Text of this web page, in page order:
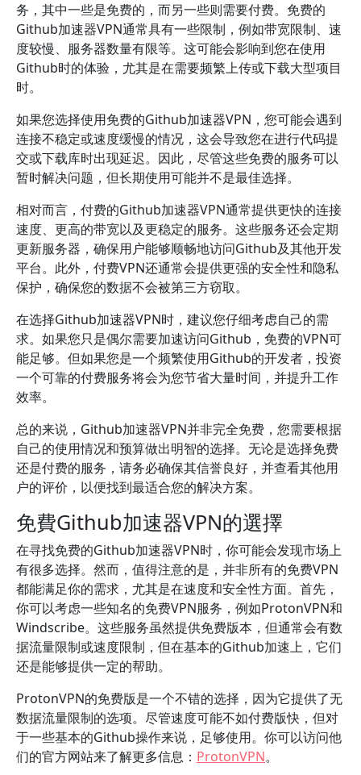
务，其中一些是免费的，而另一些则需要付费。免费的
Github加速器VPN通常具有一些限制，例如带宽限制、速
度较慢、服务器数量有限等。这可能会影响到您在使用
Github时的体验，尤其是在需要频繁上传或下载大型项目
时。
如果您选择使用免费的Github加速器VPN，您可能会遇到
连接不稳定或速度缓慢的情况，这会导致您在进行代码提
交或下载库时出现延迟。因此，尽管这些免费的服务可以
暂时解决问题，但长期使用可能并不是最佳选择。
相对而言，付费的Github加速器VPN通常提供更快的连接
速度、更高的带宽以及更稳定的服务。这些服务还会定期
更新服务器，确保用户能够顺畅地访问Github及其他开发
平台。此外，付费VPN还通常会提供更强的安全性和隐私
保护，确保您的数据不会被第三方窃取。
在选择Github加速器VPN时，建议您仔细考虑自己的需
求。如果您只是偶尔需要加速访问Github，免费的VPN可
能足够。但如果您是一个频繁使用Github的开发者，投资
一个可靠的付费服务将会为您节省大量时间，并提升工作
效率。
总的来说，Github加速器VPN并非完全免费，您需要根据
自己的使用情况和预算做出明智的选择。无论是选择免费
还是付费的服务，请务必确保其信誉良好，并查看其他用
户的评价，以便找到最适合您的解决方案。
免費Github加速器VPN的選擇
在寻找免费的Github加速器VPN时，你可能会发现市场上
有很多选择。然而，值得注意的是，并非所有的免费VPN
都能满足你的需求，尤其是在速度和安全性方面。首先，
你可以考虑一些知名的免费VPN服务，例如ProtonVPN和
Windscribe。这些服务虽然提供免费版本，但通常会有数
据流量限制或速度限制，但在基本的Github加速上，它们
还是能够提供一定的帮助。
ProtonVPN的免费版是一个不错的选择，因为它提供了无
数据流量限制的选项。尽管速度可能不如付费版快，但对
于一些基本的Github操作来说，足够使用。你可以访问他
们的官方网站来了解更多信息： ProtonVPN。